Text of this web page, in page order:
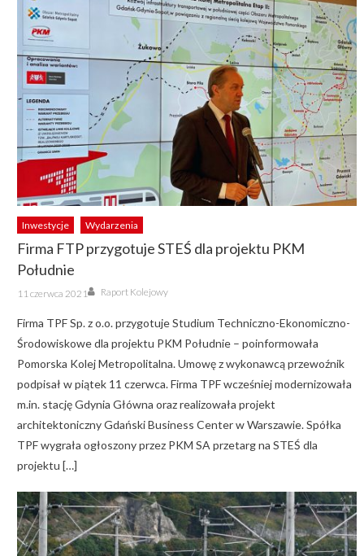
Inwestycje Wydarzenia
Firma FTP przygotuje STEŚ dla projektu PKM
Południe
Posted
on
11 czerwca 2021 Author
Raport Kolejowy
Firma TPF Sp. z o.o. przygotuje Studium Techniczno-Ekonomiczno-
Środowiskowe dla projektu PKM Południe – poinformowała
Pomorska Kolej Metropolitalna. Umowę z wykonawcą przewoźnik
podpisał w piątek 11 czerwca. Firma TPF wcześniej modernizowała
m.in. stację Gdynia Główna oraz realizowała projekt
architektoniczny Gdański Business Center w Warszawie. Spółka
TPF wygrała ogłoszony przez PKM SA przetarg na STEŚ dla
projektu […]